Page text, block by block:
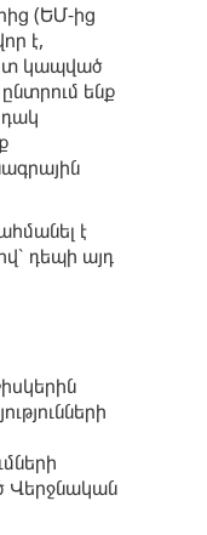
(ԵՄ-ից
է,
կապված
ենք
է
դեպի այդ
Վերջնական